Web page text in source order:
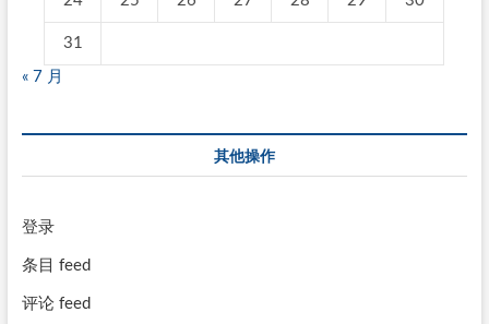
31
« 7 月
其他操作
登录
条目 feed
评论 feed